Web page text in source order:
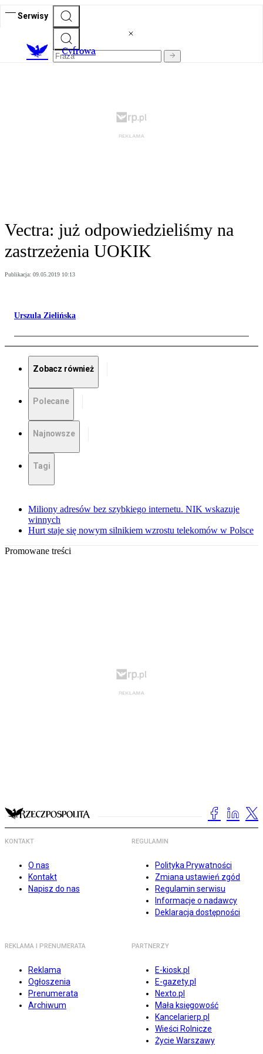
Serwisy
Cyfrowa
Vectra: już odpowiedzieliśmy na
zastrzeżenia UOKIK
Publikacja: 09.05.2019 10:13
Urszula Zielińska
Zobacz również
Polecane
Najnowsze
Tagi
Miliony adresów bez szybkiego internetu. NIK wskazuje
winnych
Hurt staje się nowym silnikiem wzrostu telekomów w Polsce
Promowane treści
KONTAKT
O nas
Kontakt
Napisz do nas
REGULAMIN
Polityka Prywatności
Zmiana ustawień zgód
Regulamin serwisu
Informacje o nadawcy
Deklaracja dostępności
REKLAMA I PRENUMERATA
Reklama
Ogłoszenia
Prenumerata
Archiwum
PARTNERZY
E-kiosk.pl
E-gazety.pl
Nexto.pl
Mała księgowość
Kancelarierp.pl
Wieści Rolnicze
Życie Warszawy